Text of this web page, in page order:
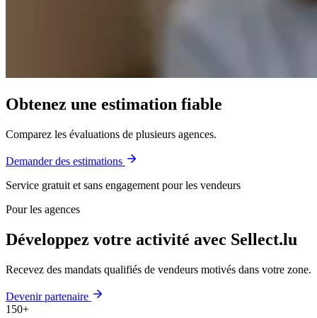
Obtenez une estimation fiable
Comparez les évaluations de plusieurs agences.
Demander des estimations
Service gratuit et sans engagement pour les vendeurs
Pour les agences
Développez votre activité avec Sellect.lu
Recevez des mandats qualifiés de vendeurs motivés dans votre zone.
Devenir partenaire
150+